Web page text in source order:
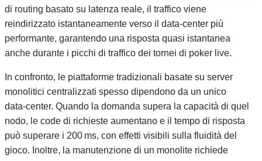
di routing basato su latenza reale, il traffico viene
reindirizzato istantaneamente verso il data‑center più
performante, garantendo una risposta quasi istantanea
anche durante i picchi di traffico dei tornei di poker live.
In confronto, le piattaforme tradizionali basate su server
monolitici centralizzati spesso dipendono da un unico
data‑center. Quando la domanda supera la capacità di quel
nodo, le code di richieste aumentano e il tempo di risposta
può superare i 200 ms, con effetti visibili sulla fluidità del
gioco. Inoltre, la manutenzione di un monolite richiede